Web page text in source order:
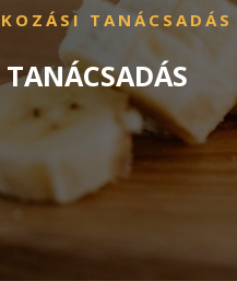
TANÁCSADÁS